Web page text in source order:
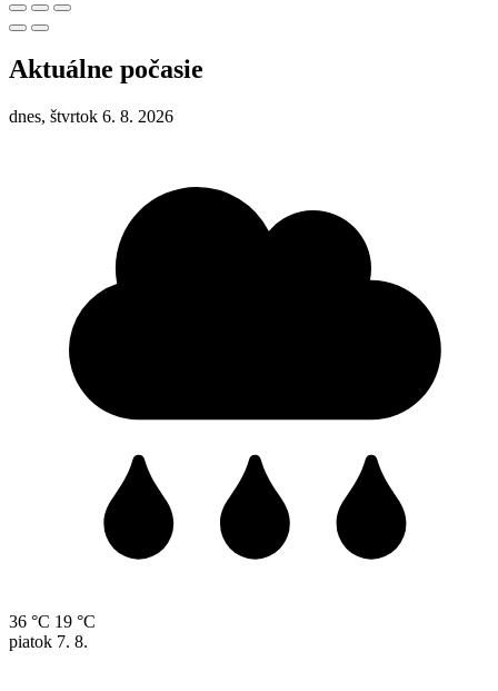
Aktuálne počasie
dnes, štvrtok 6. 8. 2026
36 °C 19 °C
piatok 7. 8.